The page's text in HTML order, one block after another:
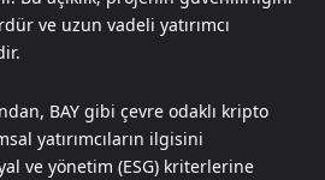
ve uzun vadeli yatırımcı
BAY gibi çevre odaklı kripto
yatırımcıların ilgisini
ve yönetim (ESG) kriterlerine